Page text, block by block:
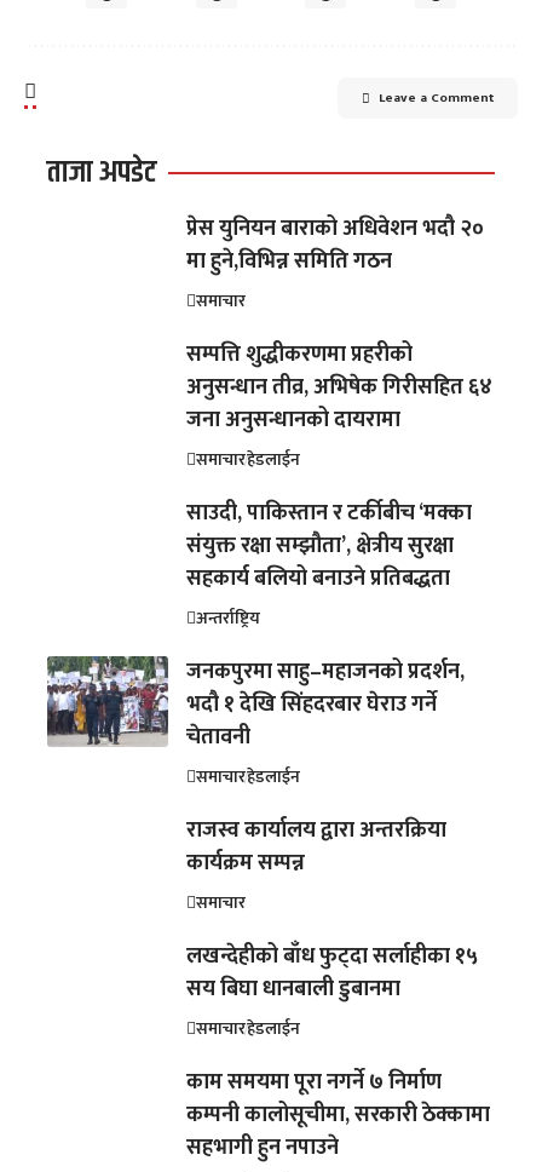
Leave a Comment
ताजा अपडेट
प्रेस युनियन बाराको अधिवेशन भदौ २०
मा हुने,विभिन्न समिति गठन
समाचार
सम्पत्ति शुद्धीकरणमा प्रहरीको
अनुसन्धान तीव्र, अभिषेक गिरीसहित ६४
जना अनुसन्धानको दायरामा
समाचारहेडलाईन
साउदी, पाकिस्तान र टर्कीबीच ‘मक्का
संयुक्त रक्षा सम्झौता’, क्षेत्रीय सुरक्षा
सहकार्य बलियो बनाउने प्रतिबद्धता
अन्तर्राष्ट्रिय
जनकपुरमा साहु–महाजनको प्रदर्शन,
भदौ १ देखि सिंहदरबार घेराउ गर्ने
चेतावनी
समाचारहेडलाईन
राजस्व कार्यालय द्वारा अन्तरक्रिया
कार्यक्रम सम्पन्न
समाचार
लखन्देहीको बाँध फुट्दा सर्लाहीका १५
सय बिघा धानबाली डुबानमा
समाचारहेडलाईन
काम समयमा पूरा नगर्ने ७ निर्माण
कम्पनी कालोसूचीमा, सरकारी ठेक्कामा
सहभागी हुन नपाउने